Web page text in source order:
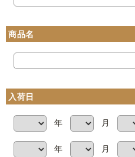
商品名
入荷日
年 月
年 月